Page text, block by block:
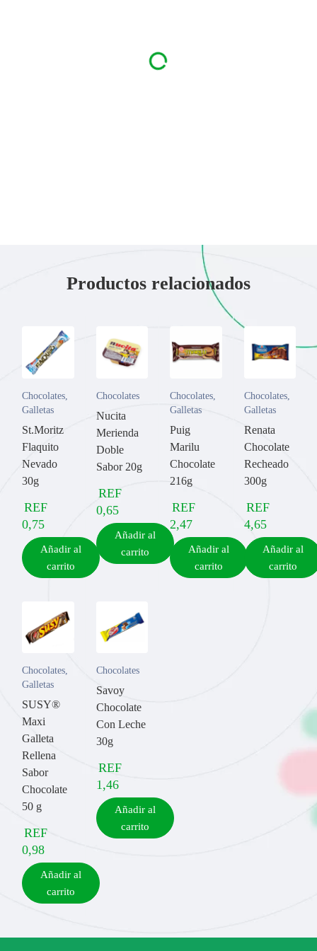
Posteriormente, procede a sacarlo y colocarle de topping
Pirubrownie
Ingredientes:
Mantequilla con sal (1 taza)
Cacao en polvo (1/2 taza)
Harina de trigo (1 taza)
Productos relacionados
Chocolates
Galletas
St.Moritz
Flaquito
Nevado
30g
REF
0,75
Añadir al
carrito
Chocolates
Nucita
Merienda
Doble
Sabor 20g
REF
0,65
Añadir al
carrito
Chocolates
Galletas
Puig
Marilu
Chocolate
216g
REF
2,47
Añadir al
carrito
Chocolates,
Galletas
Renata
Chocolate
Recheado
300g
REF
4,65
Añadir al
carrito
Chocolates,
Galletas
SUSY®
Maxi
Galleta
Rellena
Sabor
Chocolate
50 g
REF
0,98
Añadir al
carrito
Chocolates
Savoy
Chocolate
Con Leche
30g
REF
1,46
Añadir al
carrito